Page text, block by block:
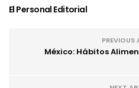
El Personal Editorial
PREVIOUS
México: Hábitos